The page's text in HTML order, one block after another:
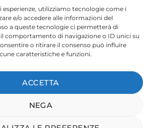
esperienze, utilizziamo tecnologie come i
e/o accedere alle informazioni del
a queste tecnologie ci permetterà di
comportamento di navigazione o ID unici su
o ritirare il consenso può influire
caratteristiche e funzioni.
ACCETTA
NEGA